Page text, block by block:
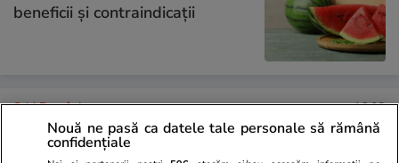
beneficii și contraindicații
Exclusiv
Știri România 16:00
Meseria pe care o practică doar
patru români. Cum a ajuns
Nouă ne pasă ca datele tale personale să rămână
confidențiale